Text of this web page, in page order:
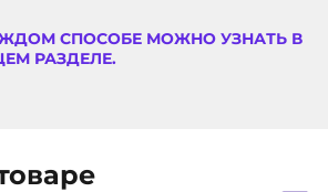
СПОСОБЕ МОЖНО УЗНАТЬ В
РАЗДЕЛЕ.